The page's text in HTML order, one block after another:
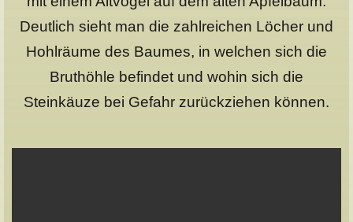
Deutlich sieht man die zahlreichen Löcher und
Hohlräume des Baumes, in welchen sich die
Bruthöhle befindet und wohin sich die
Steinkäuze bei Gefahr zurückziehen können.